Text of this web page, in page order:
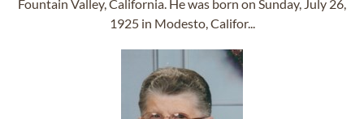
Fountain Valley, California. He was born on Sunday, July 26,
1925 in Modesto, Califor...